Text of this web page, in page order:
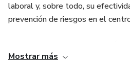
laboral y, sobre todo, su
prevención de riesgos en el
Mostrar más